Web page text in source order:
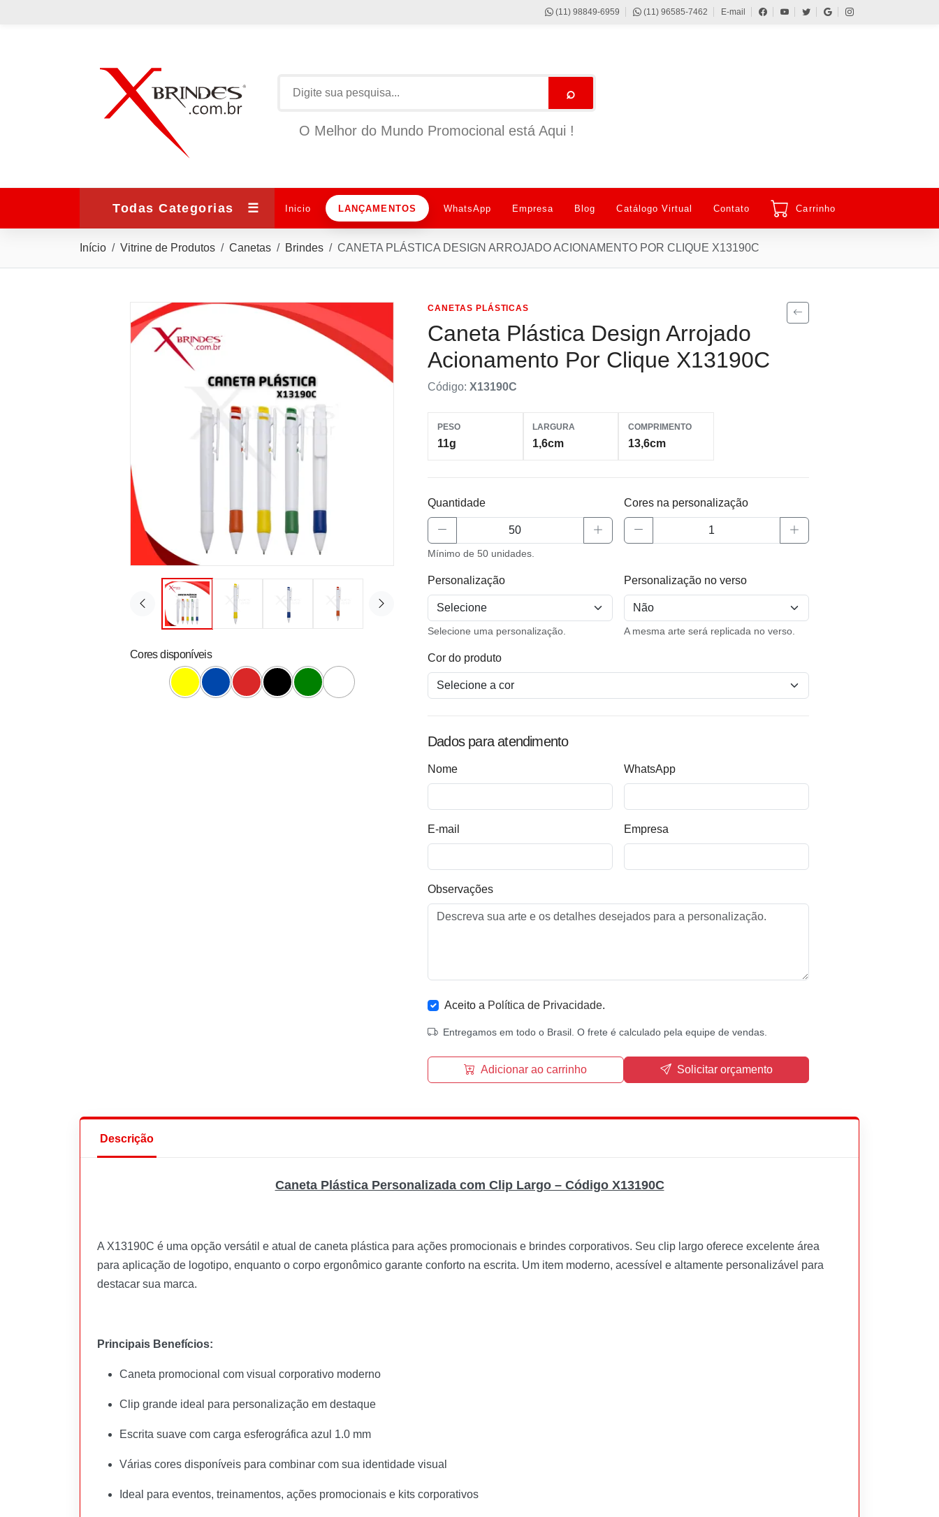
(11) 98849-6959 (11) 96585-7462 E-mail
⌕
O Melhor do Mundo Promocional está Aqui !
Todas Categorias ☰ Inicio LANÇAMENTOS WhatsApp Empresa Blog Catálogo Virtual Contato Carrinho
Início Vitrine de Produtos Canetas Brindes CANETA PLÁSTICA DESIGN ARROJADO ACIONAMENTO POR CLIQUE X13190C
Cores disponíveis
CANETAS PLÁSTICAS
Caneta Plástica Design Arrojado
Acionamento Por Clique X13190C
Código: X13190C
PESO
11g
LARGURA
1,6cm
COMPRIMENTO
13,6cm
Quantidade
Mínimo de 50 unidades.
Cores na personalização
Personalização
Selecione uma personalização.
Personalização no verso
A mesma arte será replicada no verso.
Cor do produto
Dados para atendimento
Nome WhatsApp
E-mail Empresa
Observações
Aceito a Política de Privacidade.
Entregamos em todo o Brasil. O frete é calculado pela equipe de vendas.
Adicionar ao carrinho Solicitar orçamento
Descrição
Caneta Plástica Personalizada com Clip Largo – Código X13190C
A X13190C é uma opção versátil e atual de caneta plástica para ações promocionais e brindes corporativos. Seu clip largo oferece excelente área
para aplicação de logotipo, enquanto o corpo ergonômico garante conforto na escrita. Um item moderno, acessível e altamente personalizável para
destacar sua marca.
Principais Benefícios:
Caneta promocional com visual corporativo moderno
Clip grande ideal para personalização em destaque
Escrita suave com carga esferográfica azul 1.0 mm
Várias cores disponíveis para combinar com sua identidade visual
Ideal para eventos, treinamentos, ações promocionais e kits corporativos